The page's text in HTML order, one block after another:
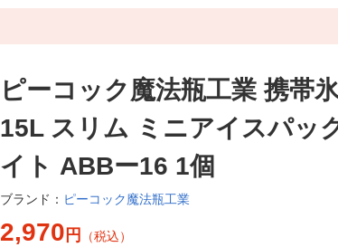
ピーコック魔法瓶工業 携帯
15L スリム ミニアイスパッ
イト ABBー16 1個
ブランド： ピーコック魔法瓶工業
2,970 円 （税込）